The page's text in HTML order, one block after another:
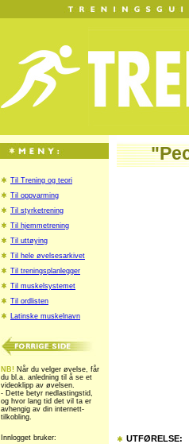
Til Trening og teori
Til oppvarming
Til styrketrening
Til hjemmetrening
Til uttøying
Til hele øvelsesarkivet
Til treningsplanlegger
Til muskelsystemet
Til ordlisten
Latinske muskelnavn
NB! Når du velger øvelse, får
du bl.a. anledning til å se et
videoklipp av øvelsen.
- Dette betyr nedlastingstid,
og hvor lang tid det vil ta er
avhengig av din internett-
tilkobling.
Innlogget bruker:
UTFØRELSE: